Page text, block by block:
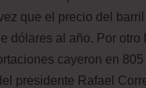
que el precio del
dólares al año. Por
cayeron en
presidente Rafael